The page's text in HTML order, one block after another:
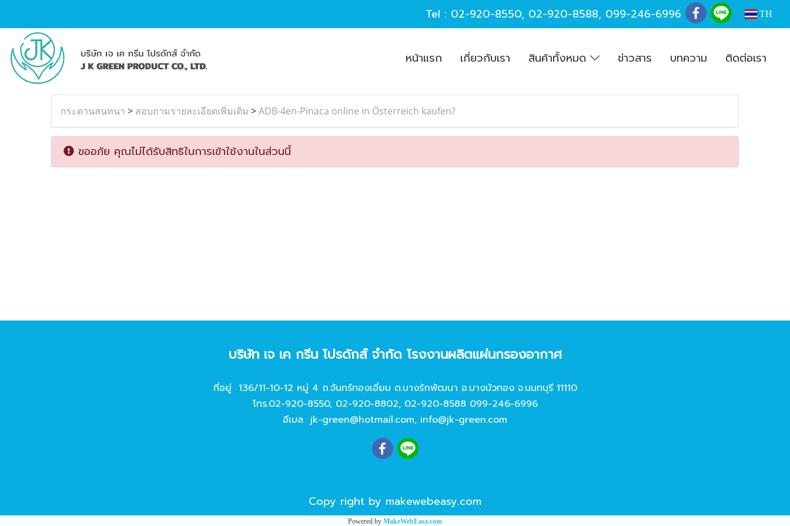
Tel : 02-920-8550, 02-920-8588, 099-246-6996 TH
หน้าแรก เกี่ยวกับเรา สินค้าทั้งหมด ข่าวสาร บทความ ติดต่อเรา
กระดานสนทนา > สอบถามรายละเอียดเพิ่มเติม >ADB-4en-Pinaca online in Österreich kaufen?
ขออภัย คุณไม่ได้รับสิทธิในการเข้าใช้งานในส่วนนี้
บริษัท เจ เค กรีน โปรดักส์ จํากัด โรงงานผลิตแผ่นกรองอากาศ
ที่อยู่ 136/11-10-12 หมู่ 4 ถ.จันทร์ทองเอี่ยม ต.บางรักพัฒนา อ.บางบัวทอง จ.นนทบุรี 11110
โทร.02-920-8550, 02-920-8802, 02-920-8588 099-246-6996
อีเมล jk-green@hotmail.com, info@jk-green.com
Copy right by makewebeasy.com
Powered by MakeWebEasy.com